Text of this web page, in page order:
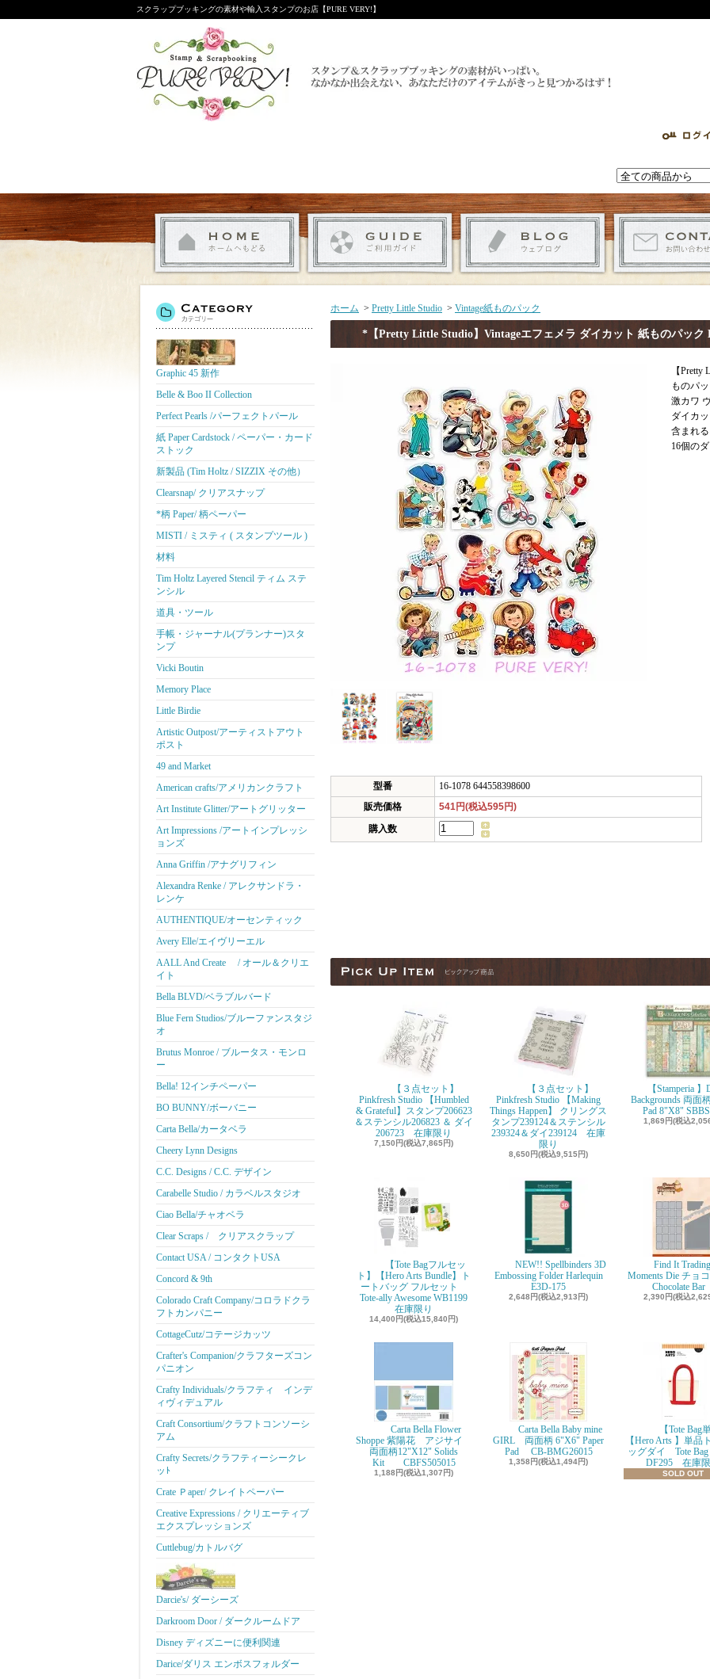
スクラップブッキングの素材や輸入スタンプのお店【PURE VERY!】
Graphic 45 新作
Belle & Boo II Collection
Perfect Pearls /パーフェクトパール
紙 Paper Cardstock / ペーパー・カード
ストック
新製品 (Tim Holtz / SIZZIX その他）
Clearsnap/ クリアスナップ
*柄 Paper/ 柄ペーパー
MISTI / ミスティ ( スタンプツール )
材料
Tim Holtz Layered Stencil ティム ステ
ンシル
道具・ツール
手帳・ジャーナル(プランナー)スタ
ンプ
Vicki Boutin
Memory Place
Little Birdie
Artistic Outpost/アーティストアウト
ポスト
49 and Market
American crafts/アメリカンクラフト
Art Institute Glitter/アートグリッター
Art Impressions /アートインプレッシ
ョンズ
Anna Griffin /アナグリフィン
Alexandra Renke / アレクサンドラ・
レンケ
AUTHENTIQUE/オーセンティック
Avery Elle/エイヴリーエル
AALL And Create / オール＆クリエ
イト
Bella BLVD/ベラブルバード
Blue Fern Studios/ブルーファンスタジ
オ
Brutus Monroe / ブルータス・モンロ
ー
Bella! 12インチペーパー
BO BUNNY/ボーバニー
Carta Bella/カータベラ
Cheery Lynn Designs
C.C. Designs / C.C. デザイン
Carabelle Studio / カラベルスタジオ
Ciao Bella/チャオベラ
Clear Scraps / クリアスクラップ
Contact USA / コンタクトUSA
Concord & 9th
Colorado Craft Company/コロラドクラ
フトカンパニー
CottageCutz/コテージカッツ
Crafter's Companion/クラフターズコン
パニオン
Crafty Individuals/クラフティ インデ
ィヴィデュアル
Craft Consortium/クラフトコンソーシ
アム
Crafty Secrets/クラフティーシークレ
ッﾄ
Crate Ｐaper/ クレイトペーパー
Creative Expressions / クリエーティブ
エクスプレッションズ
Cuttlebug/カトルバグ
Darcie's/ ダーシーズ
Darkroom Door / ダークルームドア
Disney ディズニーに便利関連
Darice/ダリス エンボスフォルダー
ホーム > Pretty Little Studio > Vintage紙ものパック
*【Pretty Little Studio】Vintageエフェメラ ダイカット 紙ものパック
【
ものパ
激カワ
ダイカ
含まれる
16個の
型番
16-1078 644558398600
販売価格
541円(税込595円)
購入数
【３点セット】
Pinkfresh Studio 【Humbled
& Grateful】スタンプ206623
＆ステンシル206823 ＆ ダイ
206723 在庫限り
7,150円(税込7,865円)
【３点セット】
Pinkfresh Studio 【Making
Things Happen】 クリングス
タンプ239124＆ステンシル
239324＆ダイ239124 在庫
限り
8,650円(税込9,515円)
【Stamperia
Backgrounds 両面
Pad 8"X8"
1,869円(税込
【Tote Bagフルセッ
ト】【Hero Arts Bundle】ト
ートバッグ フルセット
Tote-ally Awesome WB1199
在庫限り
14,400円(税込15,840円)
NEW!! Spellbinders 3D
Embossing Folder Harlequin
E3D-175
2,648円(税込2,913円)
Find It
Moments Die チョ
Chocolate Bar
2,390円(税込
Carta Bella Flower
Shoppe 紫陽花 アジサイ
両面柄12"X12" Solids
Kit CBFS505015
1,188円(税込1,307円)
Carta Bella Baby mine
GIRL 両面柄 6"X6" Paper
Pad CB-BMG26015
1,358円(税込1,494円)
【Tote Bag
【Hero Arts 】単品
ッグダイ Tote Bag
DF295 在庫限
SOLD OUT